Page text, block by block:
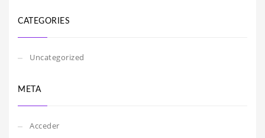
CATEGORIES
Uncategorized
META
Acceder